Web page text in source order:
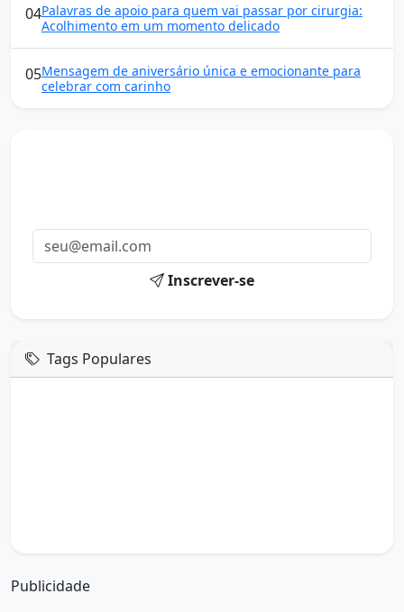
04Palavras de apoio para quem vai passar por cirurgia:
Acolhimento em um momento delicado
05Mensagem de aniversário única e emocionante para
celebrar com carinho
Inscrever-se
Tags Populares
Publicidade